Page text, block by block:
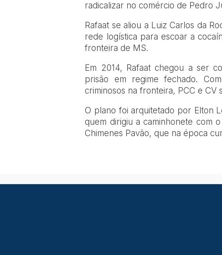
radicalizar no comércio de Pedro
Rafaat se aliou a Luiz Carlos da
rede logística para escoar a
fronteira de MS.
Em 2014, Rafaat chegou a ser
prisão em regime fechado.
criminosos na fronteira, PCC e CV
O plano foi arquitetado por Elton
quem dirigiu a caminhonete com
Chimenes Pavão, que na época